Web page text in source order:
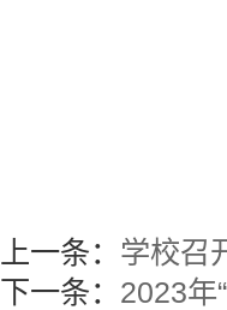
上一条： 学校召
下一条： 2023年